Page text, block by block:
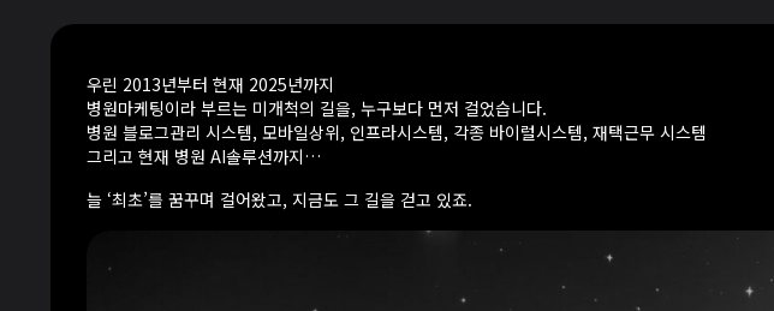
우린 2013년부터 현재 2025년까지
병원마케팅이라 부르는 미개척의 길을, 누구보다 먼저 걸었습니다.
병원 블로그관리 시스템, 모바일상위, 인프라시스템, 각종 바이럴시스템, 재택근무 시스템
그리고 현재 병원 AI솔루션까지…
늘 ‘최초’를 꿈꾸며 걸어왔고, 지금도 그 길을 걷고 있죠.